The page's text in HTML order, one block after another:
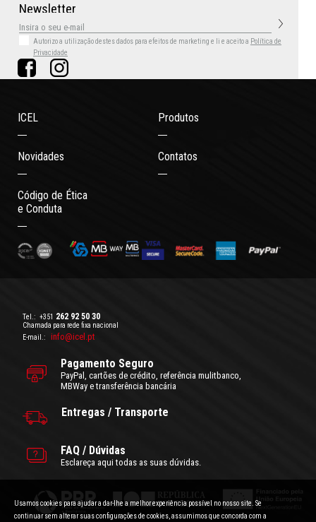
Newsletter
Autorizo a utilização destes dados para efeitos de marketing e li e aceito a Política de
Privacidade
ICEL Produtos
Novidades Contatos
Código de Ética
e Conduta
Tel.: +351 262 92 50 30
Chamada para rede fixa nacional
E-mail.:
info@icel.pt
Pagamento Seguro
PayPal, cartões de crédito, referência mulitbanco,
MBWay e transferência bancária
Entregas / Transporte
FAQ / Dúvidas
Esclareça aqui todas as suas dúvidas.
Usamos cookies para ajudar a dar-lhe a melhor experiência possível no nosso site. Se
continuar sem alterar suas configurações de cookies, assumimos que concorda com a